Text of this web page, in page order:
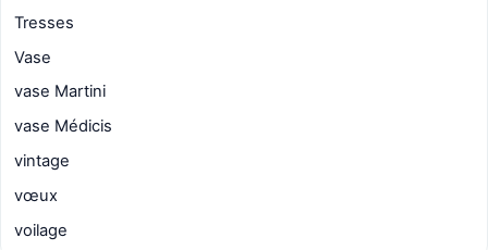
Tresses
Vase
vase Martini
vase Médicis
vintage
vœux
voilage